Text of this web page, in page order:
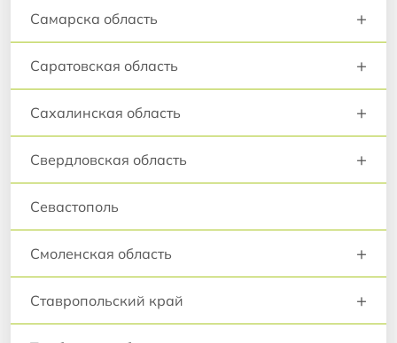
Самарска область +
Саратовская область +
Сахалинская область +
Свердловская область +
Севастополь
Смоленская область +
Ставропольский край +